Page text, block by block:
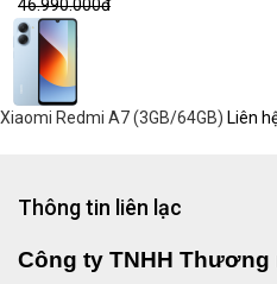
46.990.000đ
Xiaomi Redmi A7 (3GB/64GB) Liên
Thông tin liên lạc
Công ty TNHH Thương